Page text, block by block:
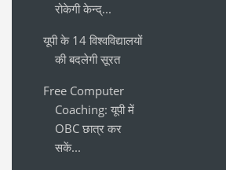
रोकेगी केन्द्...
यूपी के 14 विश्वविद्यालयों
की बदलेगी सूरत
Free Computer
Coaching: यूपी में
OBC छात्र कर
सकें...